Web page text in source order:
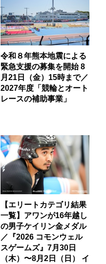
令和８年熊本地震による
緊急支援の募集を開始 8
月21日（金）15時まで／
2027年度「競輪とオート
レースの補助事業」
【エリートカテゴリ結果
一覧】アワンが16年越し
の男子ケイリン金メダル
／『2026 コモンウェル
スゲームズ』7月30日
（木）〜8月2日（日） イ